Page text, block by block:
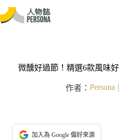
微醺好過節！精選6款風味
作者： Persona
加入為 Google 偏好來源